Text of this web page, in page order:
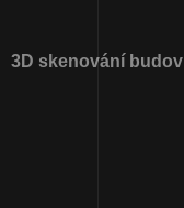
3D skenování budov